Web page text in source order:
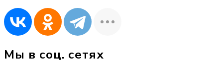
Мы в соц. сетях